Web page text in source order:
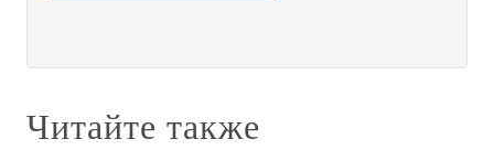
Читайте также